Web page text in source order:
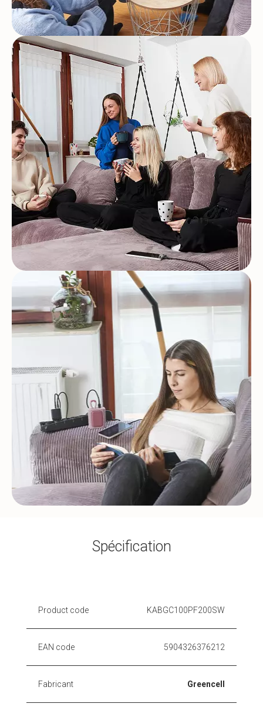
Spécification
Product code KABGC100PF200SW
EAN code 5904326376212
Fabricant Greencell